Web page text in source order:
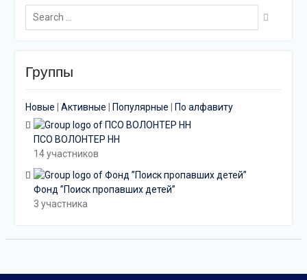
Search
for:
Группы
Новые Активные Популярные По алфавиту
ПСО ВОЛОНТЕР НН
14 участников
Фонд ”Поиск пропавших детей”
3 участника